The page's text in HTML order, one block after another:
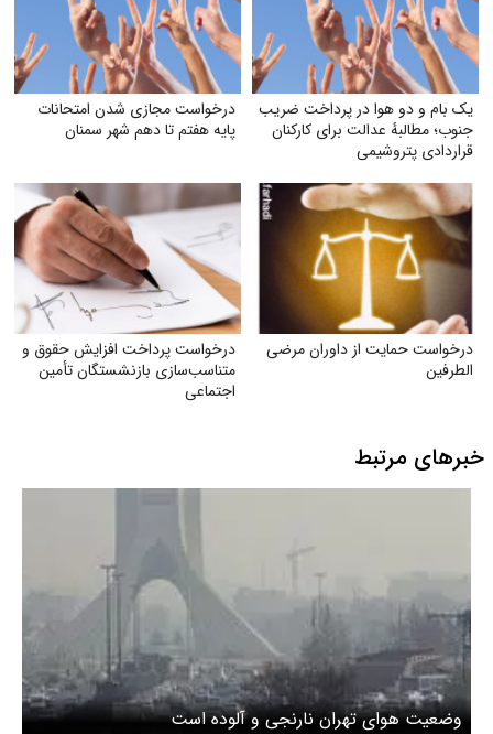
یک بام و دو هوا در پرداخت ضریب
جنوب؛ مطالبهٔ عدالت برای کارکنان
قراردادی پتروشیمی
درخواست مجازی شدن امتحانات
پایه هفتم تا دهم شهر سمنان
درخواست حمایت از داوران مرضی
الطرفین
درخواست پرداخت افزایش حقوق و
متناسب‌سازی بازنشستگان تأمین
اجتماعی
خبرهای مرتبط
وضعیت هوای تهران نارنجی و آلوده است